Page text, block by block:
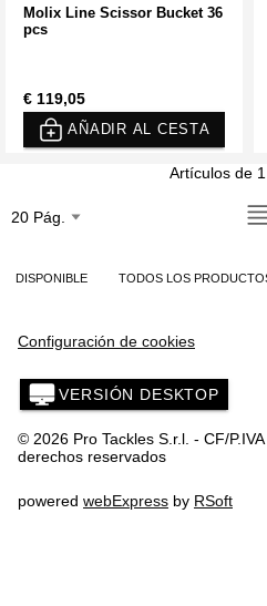
Molix Line Scissor Bucket 36
pcs
€ 119,05
AÑADIR AL CESTA
Artículos de
DISPONIBLE TODOS LOS
Configuración de cookies
VERSIÓN DESKTOP
© 2026 Pro Tackles S.r.l. - CF/
derechos reservados
powered webExpress by RSoft